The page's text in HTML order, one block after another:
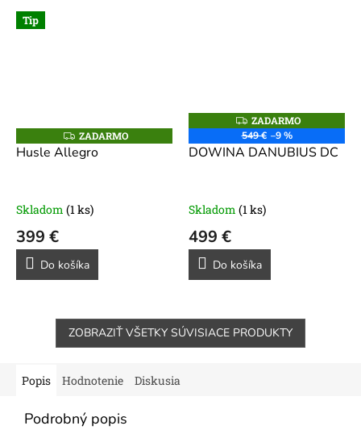
Tip
Z
A
D
O
ZADARMO
Husle Allegro
Skladom (1 ks)
399 €
Do košíka
Z
A
D
A
ZADARMO
549 € –9 %
DOWINA DANUBIUS DC
Skladom (1 ks)
499 €
Do košíka
ZOBRAZIŤ VŠETKY SÚVISIACE PRODUKTY
Popis Hodnotenie Diskusia
Podrobný popis